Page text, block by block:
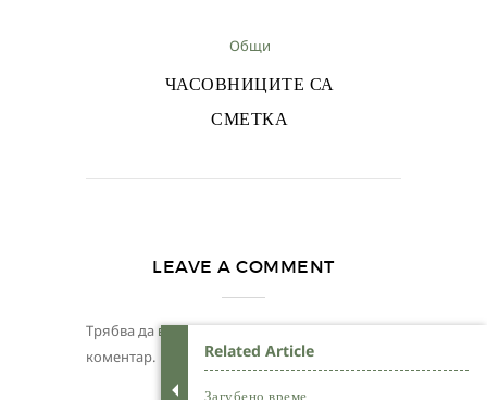
Related Article
Загубено време...
Общи
ЧАСОВНИЦИТЕ СА
СМЕТКА
LEAVE A COMMENT
Трябва да влезете, за да публикувате
коментар.